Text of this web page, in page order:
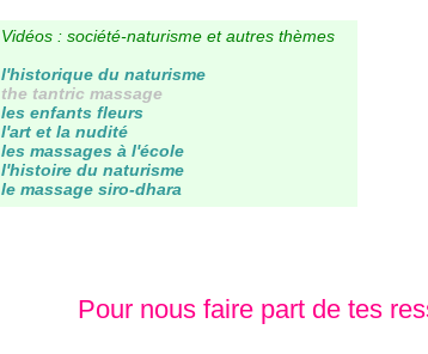
Vidéos : société-naturisme et autres thèmes
l'historique du naturisme
the tantric massage
les enfants fleurs
l'art et la nudité
les massages à l'école
l'histoire du naturisme
le massage siro-dhara
Pour nous faire part de tes